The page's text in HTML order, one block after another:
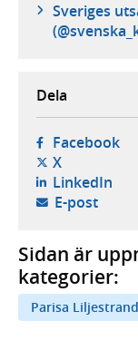
Sveriges
Dela
Facebook-
X- öppnas i
LinkedIn-
E-post-
Sidan är
kategorier:
Parisa Liljestrand